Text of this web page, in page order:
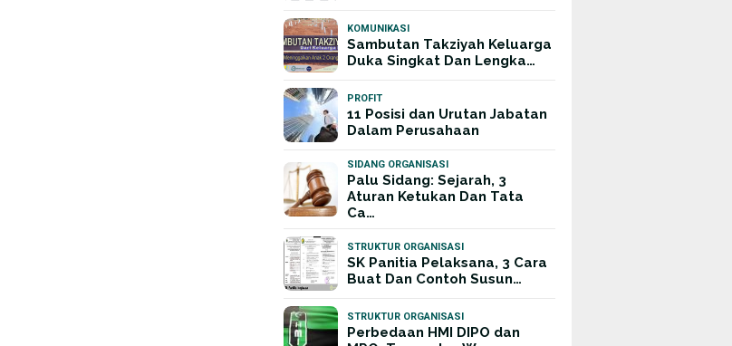
KOMUNIKASI
Sambutan Takziyah Keluarga
Duka Singkat Dan Lengka…
PROFIT
11 Posisi dan Urutan Jabatan
Dalam Perusahaan
SIDANG ORGANISASI
Palu Sidang: Sejarah, 3
Aturan Ketukan Dan Tata
Ca…
STRUKTUR ORGANISASI
SK Panitia Pelaksana, 3 Cara
Buat Dan Contoh Susun…
STRUKTUR ORGANISASI
Perbedaan HMI DIPO dan